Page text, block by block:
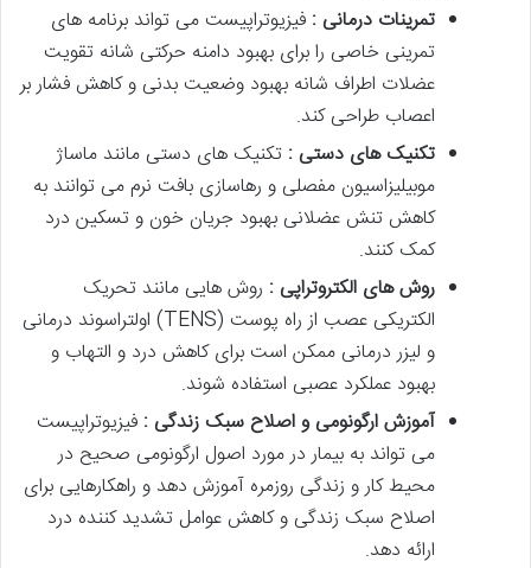
تمرینات درمانی : فیزیوتراپیست می تواند برنامه های
تمرینی خاصی را برای بهبود دامنه حرکتی شانه تقویت
عضلات اطراف شانه بهبود وضعیت بدنی و کاهش فشار بر
اعصاب طراحی کند.
تکنیک های دستی : تکنیک های دستی مانند ماساژ
موبیلیزاسیون مفصلی و رهاسازی بافت نرم می توانند به
کاهش تنش عضلانی بهبود جریان خون و تسکین درد
کمک کنند.
روش های الکتروتراپی : روش هایی مانند تحریک
الکتریکی عصب از راه پوست (TENS) اولتراسوند درمانی
و لیزر درمانی ممکن است برای کاهش درد و التهاب و
بهبود عملکرد عصبی استفاده شوند.
آموزش ارگونومی و اصلاح سبک زندگی : فیزیوتراپیست
می تواند به بیمار در مورد اصول ارگونومی صحیح در
محیط کار و زندگی روزمره آموزش دهد و راهکارهایی برای
اصلاح سبک زندگی و کاهش عوامل تشدید کننده درد
ارائه دهد.